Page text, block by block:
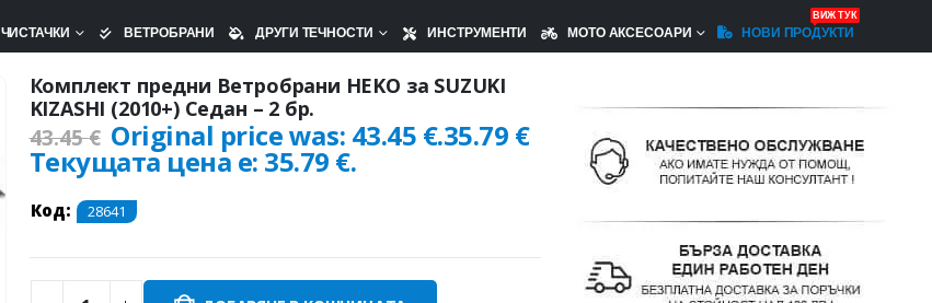
ЧИСТАЧКИ ВЕТРОБРАНИ ДРУГИ ТЕЧНОСТИ ИНСТРУМЕНТИ МОТО АКСЕСОАРИ НОВИ ПРОДУКТИ
ВИЖ ТУК
Комплект предни Ветробрани HEKO за SUZUKI
KIZASHI (2010+) Седан – 2 бр.
43.45€ Original price was: 43.45 €.35.79 €
Текущата цена е: 35.79 €.
Код: 28641